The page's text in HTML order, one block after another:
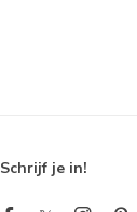
Schrijf je in!